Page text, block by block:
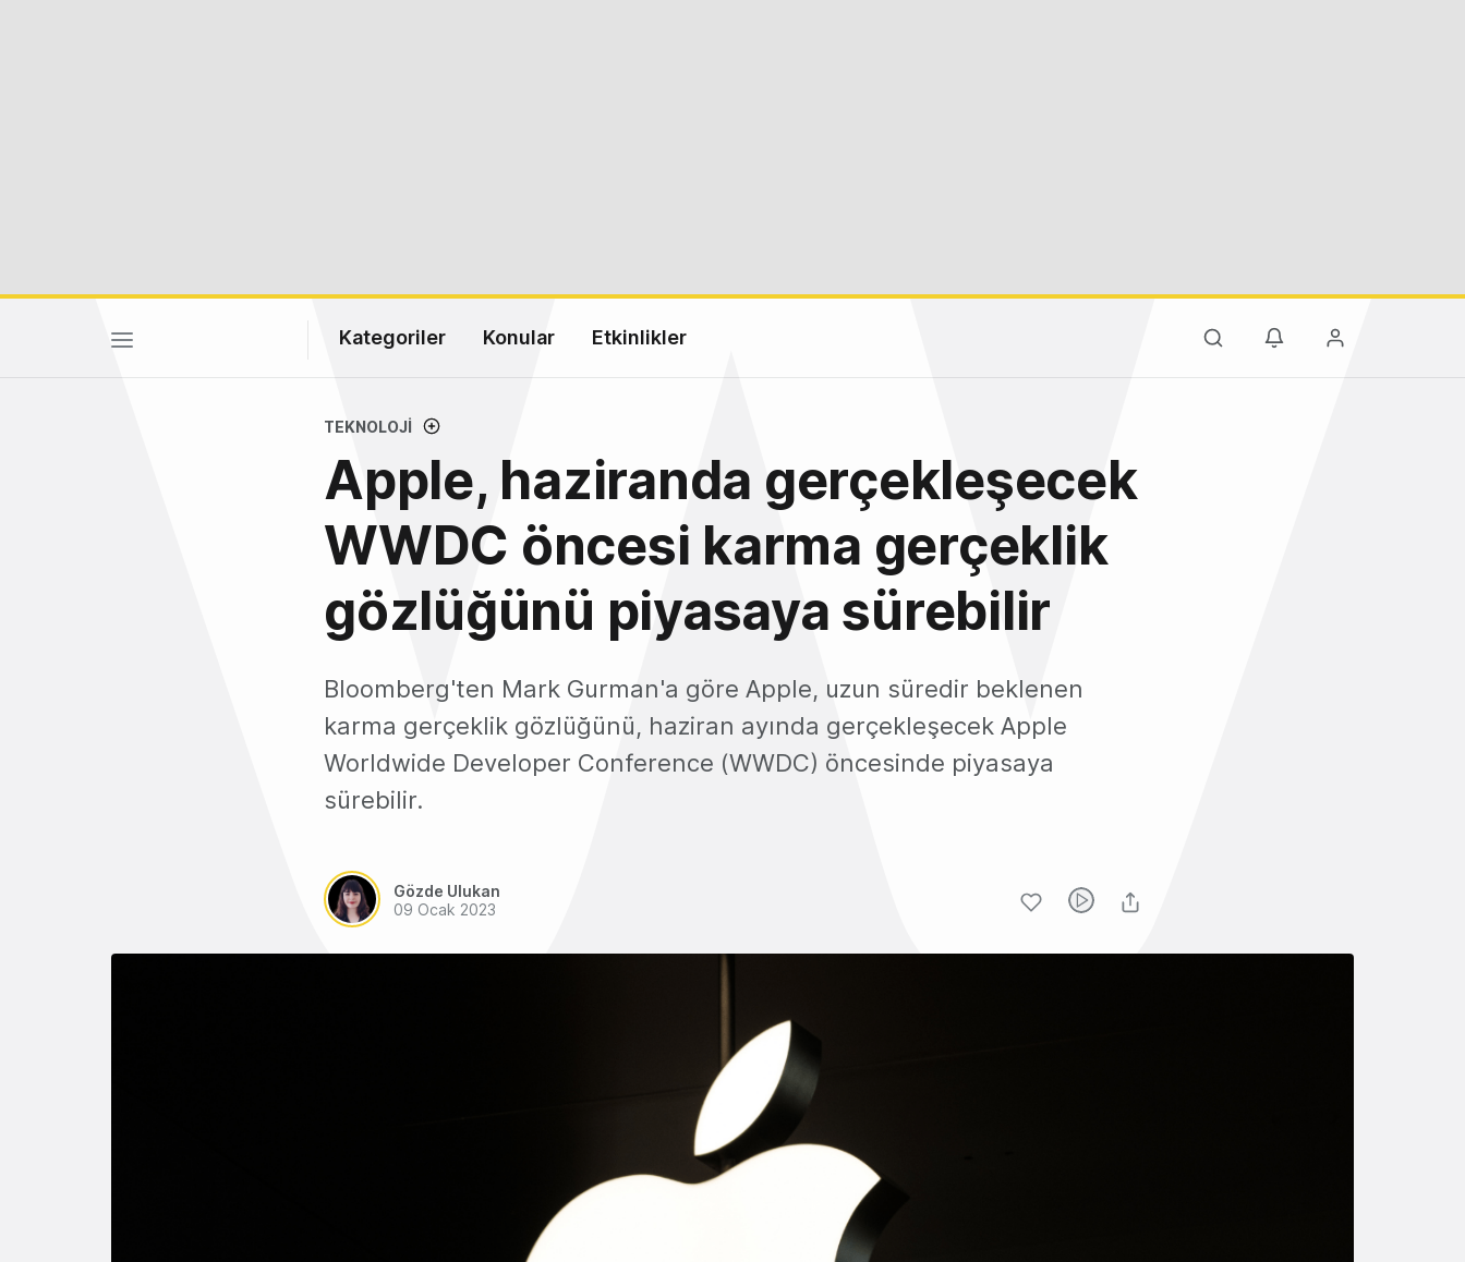
Kategoriler Konular Etkinlikler
TEKNOLOJI
Apple, haziranda gerçekleşecek
WWDC öncesi karma gerçeklik
gözlüğünü piyasaya sürebilir
Bloomberg'ten Mark Gurman'a göre Apple, uzun süredir beklenen
karma gerçeklik gözlüğünü, haziran ayında gerçekleşecek Apple
Worldwide Developer Conference (WWDC) öncesinde piyasaya
sürebilir.
Gözde Ulukan
09 Ocak 2023